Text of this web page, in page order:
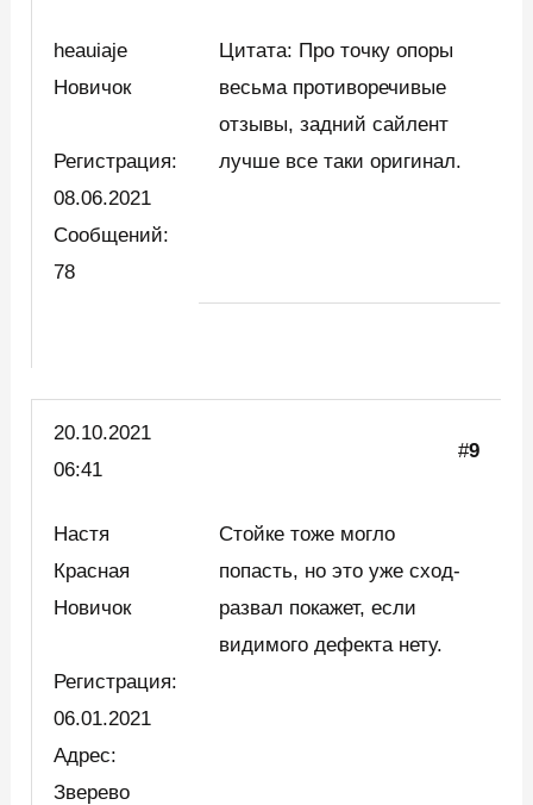
heauiaje
Новичок
Регистрация:
08.06.2021
Сообщений:
78
Цитата: Про точку опоры
весьма противоречивые
отзывы, задний сайлент
лучше все таки оригинал.
20.10.2021
06:41
#9
Настя
Красная
Новичок
Регистрация:
06.01.2021
Адрес:
Зверево
Стойке тоже могло
попасть, но это уже сход-
развал покажет, если
видимого дефекта нету.